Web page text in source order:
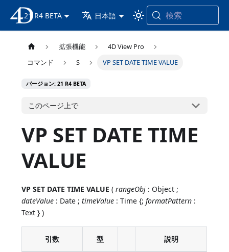
4D ドキュメンテーション
21 R4 BETA 日本語 検索
拡張機能
4D View Pro
コマンド
S VP SET DATE TIME VALUE
バージョン: 21 R4 BETA
このページ上で
VP SET DATE TIME
VALUE
VP SET DATE TIME VALUE (rangeObj : Object ;
dateValue : Date ;timeValue : Time {;formatPattern :
Text } )
引数 型 説明